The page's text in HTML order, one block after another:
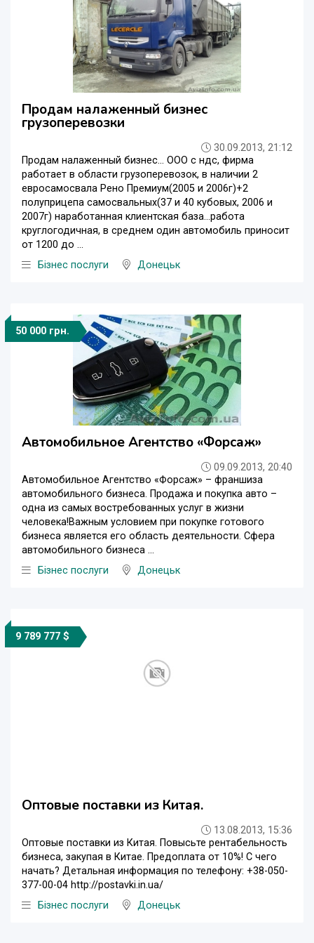
Продам налаженный бизнес
грузоперевозки
30.09.2013, 21:12
Продам налаженный бизнес... ООО с ндс, фирма
работает в области грузоперевозок, в наличии 2
евросамосвала Рено Премиум(2005 и 2006г)+2
полуприцепа самосвальных(37 и 40 кубовых, 2006 и
2007г) наработанная клиентская база...работа
круглогодичная, в среднем один автомобиль приносит
от 1200 до ...
Бізнес послуги
Донецьк
50 000 грн.
Автомобильное Агентство «Форсаж»
09.09.2013, 20:40
Автомобильное Агентство «Форсаж» – франшиза
автомобильного бизнеса. Продажа и покупка авто –
одна из самых востребованных услуг в жизни
человека!Важным условием при покупке готового
бизнеса является его область деятельности. Сфера
автомобильного бизнеса ...
Бізнес послуги
Донецьк
9 789 777 $
Оптовые поставки из Китая.
13.08.2013, 15:36
Оптовые поставки из Китая. Повысьте рентабельность
бизнеса, закупая в Китае. Предоплата от 10%! С чего
начать? Детальная информация по телефону: +38-050-
377-00-04 http://postavki.in.ua/
Бізнес послуги
Донецьк